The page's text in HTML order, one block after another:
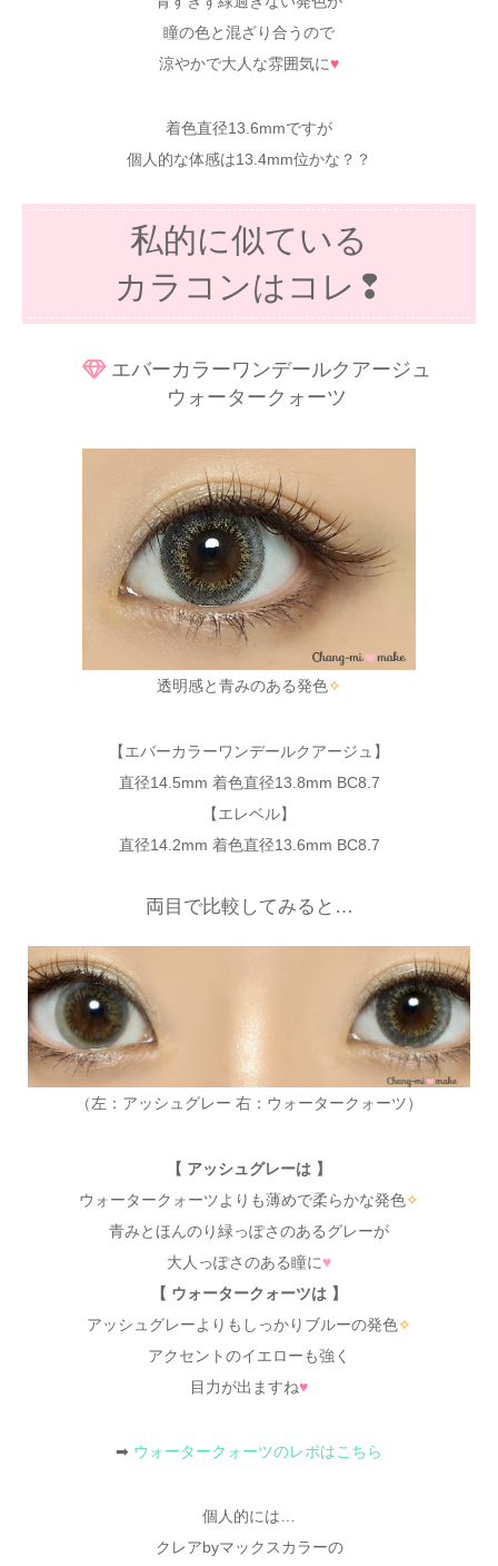
瞳の色と混ざり合うので
涼やかで大人な雰囲気に♥
着色直径13.6mmですが
個人的な体感は13.4mm位かな？？
私的に似ている
カラコンはコレ❢
エバーカラーワンデールクアージュ
ウォータークォーツ
透明感と青みのある発色✧
【エバーカラーワンデールクアージュ】
直径14.5mm 着色直径13.8mm BC8.7
【エレベル】
直径14.2mm 着色直径13.6mm BC8.7
両目で比較してみると…
（左：アッシュグレー 右：ウォータークォーツ）
【 アッシュグレーは 】
ウォータークォーツよりも薄めで柔らかな発色✧
青みとほんのり緑っぽさのあるグレーが
大人っぽさのある瞳に♥
【 ウォータークォーツは 】
アッシュグレーよりもしっかりブルーの発色✧
アクセントのイエローも強く
目力が出ますね♥
➡ ウォータークォーツのレポはこちら
個人的には…
クレアbyマックスカラーの